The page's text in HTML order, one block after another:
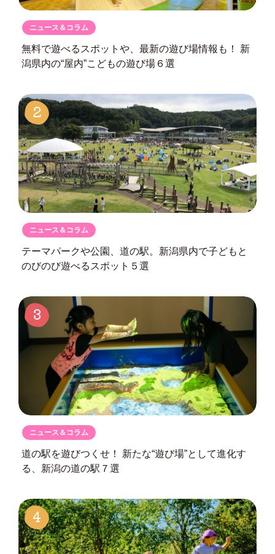
ニュース＆コラム
無料で遊べるスポットや、最新の遊び場情報も！ 新
潟県内の“屋内”こどもの遊び場６選
2
ニュース＆コラム
テーマパークや公園、道の駅。 新潟県内で子どもと
のびのび遊べるスポット５選
3
ニュース＆コラム
道の駅を遊びつくせ！ 新たな“遊び場”として進化す
る、 新潟の道の駅７選
4